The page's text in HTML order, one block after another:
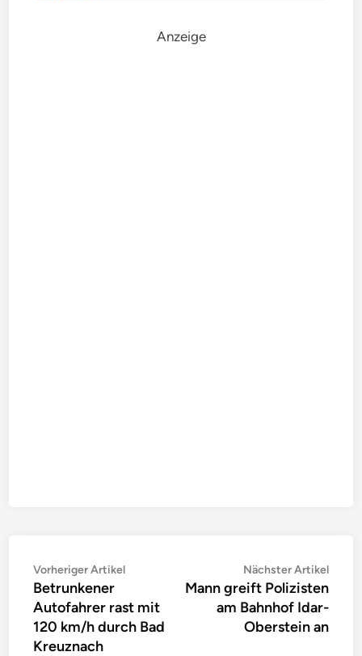
Anzeige
Beitragsnavigation
Vorheriger ArtikelVorheriger
Betrunkener
Autofahrer rast mit
120 km/h durch Bad
Kreuznach
Nächster Artikel
Mann greift Polizisten
am Bahnhof Idar-
Oberstein an